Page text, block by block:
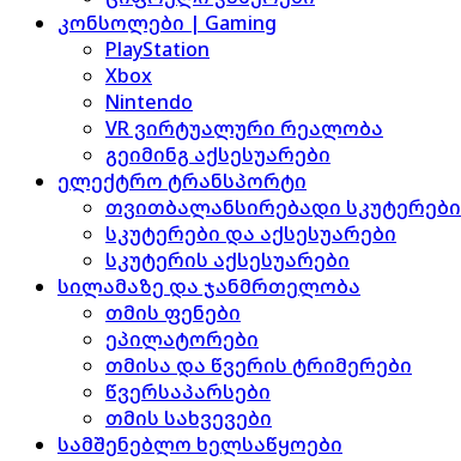
კონსოლები | Gaming
PlayStation
Xbox
Nintendo
VR ვირტუალური რეალობა
გეიმინგ აქსესუარები
ელექტრო ტრანსპორტი
თვითბალანსირებადი სკუტერები
სკუტერები და აქსესუარები
სკუტერის აქსესუარები
სილამაზე და ჯანმრთელობა
თმის ფენები
ეპილატორები
თმისა და წვერის ტრიმერები
წვერსაპარსები
თმის სახვევები
სამშენებლო ხელსაწყოები